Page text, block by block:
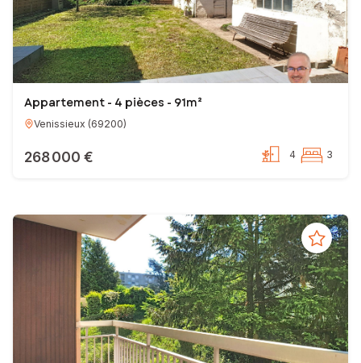
Appartement - 4 pièces - 91m²
Venissieux (69200)
268 000 € 4 3